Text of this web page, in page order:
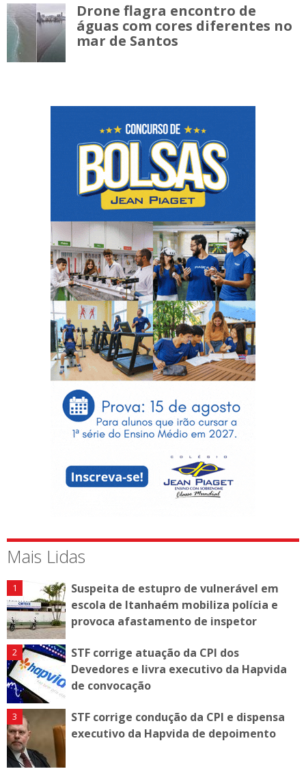
Drone flagra encontro de
águas com cores diferentes no
mar de Santos
Mais Lidas
Suspeita de estupro de vulnerável em
escola de Itanhaém mobiliza polícia e
provoca afastamento de inspetor
STF corrige atuação da CPI dos
Devedores e livra executivo da Hapvida
de convocação
STF corrige condução da CPI e dispensa
executivo da Hapvida de depoimento